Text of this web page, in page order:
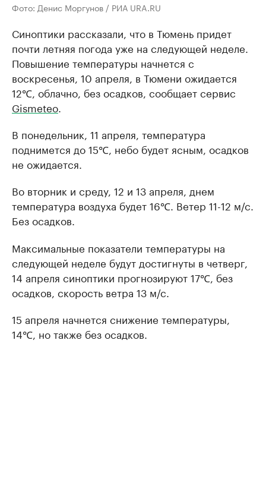
Фото: Денис Моргунов / РИА URA.RU
Синоптики рассказали, что в Тюмень придет
почти летняя погода уже на следующей неделе.
Повышение температуры начнется с
воскресенья, 10 апреля, в Тюмени ожидается
12℃, облачно, без осадков, сообщает сервис
Gismeteo.
В понедельник, 11 апреля, температура
поднимется до 15℃, небо будет ясным, осадков
не ожидается.
Во вторник и среду, 12 и 13 апреля, днем
температура воздуха будет 16℃. Ветер 11-12 м/с.
Без осадков.
Максимальные показатели температуры на
следующей неделе будут достигнуты в четверг,
14 апреля синоптики прогнозируют 17℃, без
осадков, скорость ветра 13 м/с.
15 апреля начнется снижение температуры,
14℃, но также без осадков.